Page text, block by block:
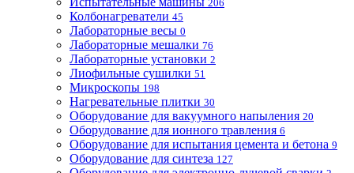
206
Колбонагреватели 45
Лабораторные весы 0
Лабораторные мешалки 76
Лабораторные установки 2
Лиофильные сушилки 51
Микроскопы 198
Нагревательные плитки 30
Оборудование для вакуумного напыления 20
Оборудование для ионного травления 6
Оборудование для испытания цемента и бетона 9
Оборудование для синтеза 127